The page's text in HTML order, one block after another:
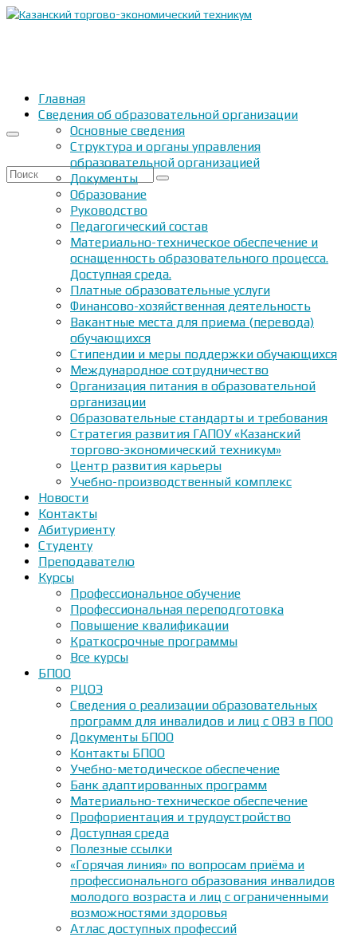
Искать:
Главная
Сведения об образовательной организации
Основные сведения
Структура и органы управления
образовательной организацией
Документы
Образование
Руководство
Педагогический состав
Материально-техническое обеспечение и
оснащенность образовательного процесса.
Доступная среда.
Платные образовательные услуги
Финансово-хозяйственная деятельность
Вакантные места для приема (перевода)
обучающихся
Стипендии и меры поддержки обучающихся
Международное сотрудничество
Организация питания в образовательной
организации
Образовательные стандарты и требования
Стратегия развития ГАПОУ «Казанский
торгово-экономический техникум»
Центр развития карьеры
Учебно-производственный комплекс
Новости
Контакты
Абитуриенту
Студенту
Преподавателю
Курсы
Профессиональное обучение
Профессиональная переподготовка
Повышение квалификации
Краткосрочные программы
Все курсы
БПОО
РЦОЭ
Сведения о реализации образовательных
программ для инвалидов и лиц с ОВЗ в ПОО
Документы БПОО
Контакты БПОО
Учебно-методическое обеспечение
Банк адаптированных программ
Материально-техническое обеспечение
Профориентация и трудоустройство
Доступная среда
Полезные ссылки
«Горячая линия» по вопросам приёма и
профессионального образования инвалидов
молодого возраста и лиц с ограниченными
возможностями здоровья
Атлас доступных профессий